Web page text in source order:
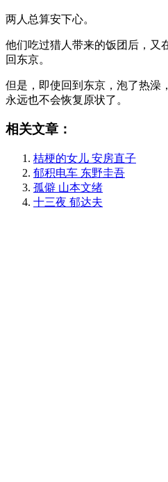
两人总算安下心。
他们吃过猎人带来的饭团后，又
回东京。
但是，即使回到东京，泡了热澡
永远也不会恢复原状了。
相关文章：
桔梗的女儿 安房直子
郁积电车 东野圭吾
孤僻 山本文绪
十三夜 郁达夫